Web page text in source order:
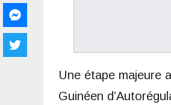
Une étape majeure
Guinéen